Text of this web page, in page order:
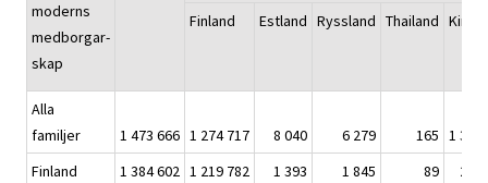
moderns
medborgar-
skap
Finland
Estland Ryssland Thailand Kina
Alla
familjer
1 473 666 1 274 717 8 040 6 279 165 1 374
Finland
1 384 602 1 219 782 1 393 1 845 89
241